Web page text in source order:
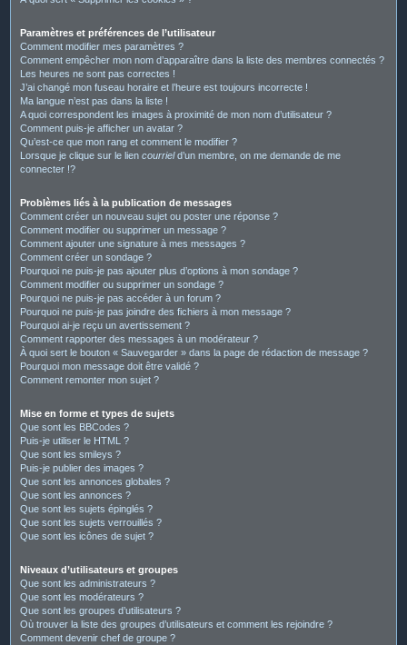
Paramètres et préférences de l’utilisateur
Comment modifier mes paramètres ?
Comment empêcher mon nom d’apparaître dans la liste des membres connectés ?
Les heures ne sont pas correctes !
J’ai changé mon fuseau horaire et l’heure est toujours incorrecte !
Ma langue n’est pas dans la liste !
A quoi correspondent les images à proximité de mon nom d’utilisateur ?
Comment puis-je afficher un avatar ?
Qu’est-ce que mon rang et comment le modifier ?
Lorsque je clique sur le lien courrield’un membre, on me demande de me
connecter !?
Problèmes liés à la publication de messages
Comment créer un nouveau sujet ou poster une réponse ?
Comment modifier ou supprimer un message ?
Comment ajouter une signature à mes messages ?
Comment créer un sondage ?
Pourquoi ne puis-je pas ajouter plus d’options à mon sondage ?
Comment modifier ou supprimer un sondage ?
Pourquoi ne puis-je pas accéder à un forum ?
Pourquoi ne puis-je pas joindre des fichiers à mon message ?
Pourquoi ai-je reçu un avertissement ?
Comment rapporter des messages à un modérateur ?
À quoi sert le bouton « Sauvegarder » dans la page de rédaction de message ?
Pourquoi mon message doit être validé ?
Comment remonter mon sujet ?
Mise en forme et types de sujets
Que sont les BBCodes ?
Puis-je utiliser le HTML ?
Que sont les smileys ?
Puis-je publier des images ?
Que sont les annonces globales ?
Que sont les annonces ?
Que sont les sujets épinglés ?
Que sont les sujets verrouillés ?
Que sont les icônes de sujet ?
Niveaux d’utilisateurs et groupes
Que sont les administrateurs ?
Que sont les modérateurs ?
Que sont les groupes d’utilisateurs ?
Où trouver la liste des groupes d’utilisateurs et comment les rejoindre ?
Comment devenir chef de groupe ?